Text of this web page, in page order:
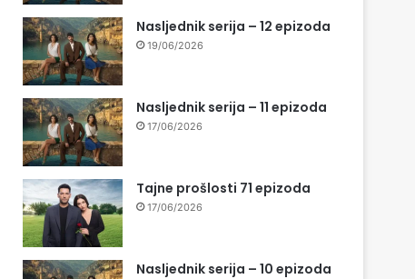
Nasljednik serija – 12 epizoda
19/06/2026
Nasljednik serija – 11 epizoda
17/06/2026
Tajne prošlosti 71 epizoda
17/06/2026
Nasljednik serija – 10 epizoda